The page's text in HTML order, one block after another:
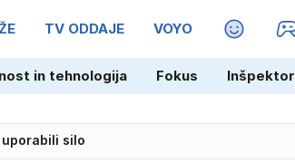
TV ODDAJE VOYO MAGAZIN
in tehnologija Fokus Inšpektor
silo